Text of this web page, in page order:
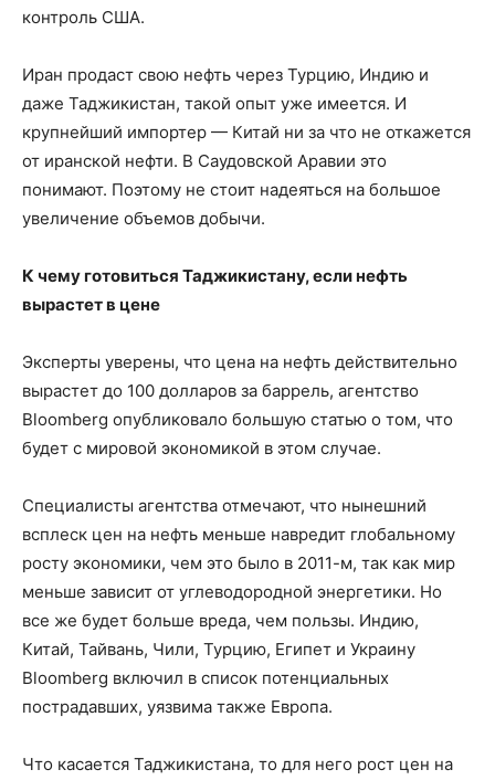
контроль США.
Иран продаст свою нефть через Турцию, Индию и
даже Таджикистан, такой опыт уже имеется. И
крупнейший импортер — Китай ни за что не откажется
от иранской нефти. В Саудовской Аравии это
понимают. Поэтому не стоит надеяться на большое
увеличение объемов добычи.
К чему готовиться Таджикистану, если нефть
вырастет в цене
Эксперты уверены, что цена на нефть действительно
вырастет до 100 долларов за баррель, агентство
Bloomberg опубликовало большую статью о том, что
будет с мировой экономикой в этом случае.
Специалисты агентства отмечают, что нынешний
всплеск цен на нефть меньше навредит глобальному
росту экономики, чем это было в 2011-м, так как мир
меньше зависит от углеводородной энергетики. Но
все же будет больше вреда, чем пользы. Индию,
Китай, Тайвань, Чили, Турцию, Египет и Украину
Bloomberg включил в список потенциальных
пострадавших, уязвима также Европа.
Что касается Таджикистана, то для него рост цен на